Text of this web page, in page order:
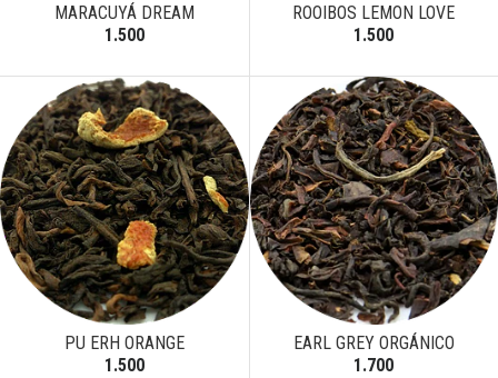
MARACUYÁ DREAM
1.500
ROOIBOS LEMON LOVE
1.500
PU ERH ORANGE
1.500
EARL GREY ORGÁNICO
1.700